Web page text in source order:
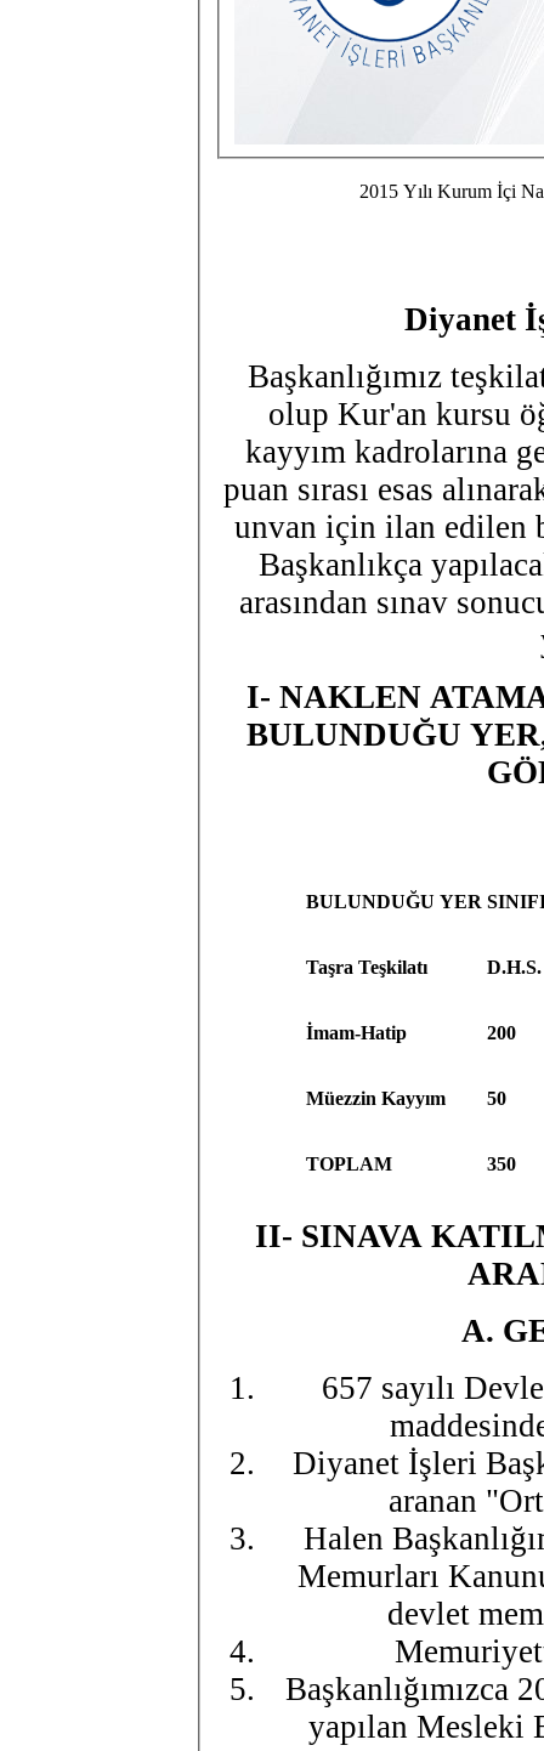
2015 Yılı Kurum İçi
Diyanet
Başkanlığımız
olup Kur'an kursu
kayyım kadrolarına
puan sırası esas
unvan için ilan edilen
Başkanlıkça
arasından sınav
I- NAKLEN
BULUNDUĞU
BULUNDUĞU YER
Taşra Teşkilatı D.H.S.
İmam-Hatip 200
Müezzin Kayyım 50
TOPLAM 350
II- SINAVA
A.
657 sayılı
Diyanet İşleri
aranan
Halen
Memurları
devlet
Başkanlığımızca
yapılan Mesleki